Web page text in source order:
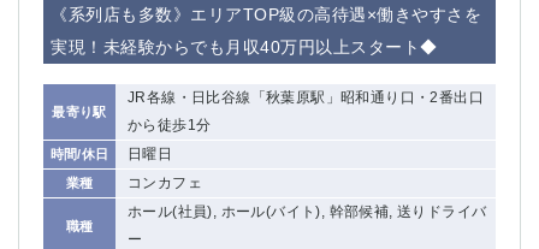
《系列店も多数》エリアTOP級の高待遇×働きやすさを
実現！未経験からでも月収40万円以上スタート◆
最寄り駅
JR各線・日比谷線「秋葉原駅」昭和通り口・2番出口
から徒歩1分
時間/休日 日曜日
業種 コンカフェ
職種
ホール(社員), ホール(バイト), 幹部候補, 送りドライバ
ー